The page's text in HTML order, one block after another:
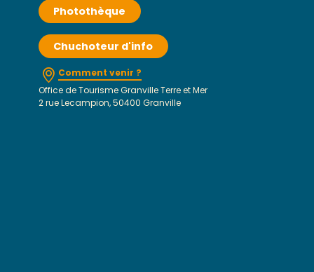
Photothèque
Chuchoteur d'info
Comment venir ?
Office de Tourisme Granville Terre et Mer
2 rue Lecampion, 50400 Granville